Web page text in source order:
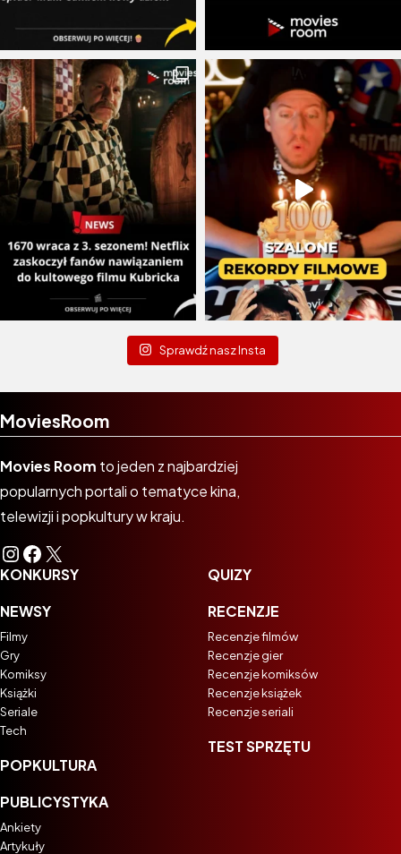
Sprawdź nasz Insta
MoviesRoom
Movies Room to jeden z najbardziej
popularnych portali o tematyce kina,
telewizji i popkultury w kraju.
Instagram
Facebook
X
KONKURSY
NEWSY
Filmy
Gry
Komiksy
Książki
Seriale
Tech
POPKULTURA
PUBLICYSTYKA
Ankiety
Artykuły
QUIZY
RECENZJE
Recenzje filmów
Recenzje gier
Recenzje komiksów
Recenzje książek
Recenzje seriali
TEST SPRZĘTU